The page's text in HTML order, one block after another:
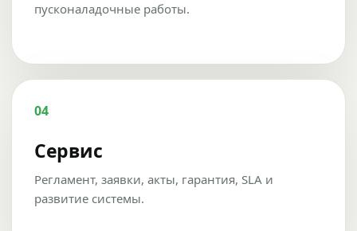
пусконаладочные работы.
04
Сервис
Регламент, заявки, акты, гарантия, SLA и
развитие системы.